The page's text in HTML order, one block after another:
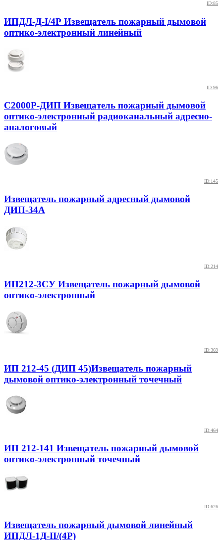
ID:85
ИПДЛ-Д-I/4Р Извещатель пожарный дымовой
оптико-электронный линейный
ID:96
С2000Р-ДИП Извещатель пожарный дымовой
оптико-электронный радиоканальный адресно-
аналоговый
ID:145
Извещатель пожарный адресный дымовой
ДИП-34А
ID:214
ИП212-3СУ Извещатель пожарный дымовой
оптико-электронный
ID:369
ИП 212-45 (ДИП 45)Извещатель пожарный
дымовой оптико-электронный точечный
ID:464
ИП 212-141 Извещатель пожарный дымовой
оптико-электронный точечный
ID:626
Извещатель пожарный дымовой линейный
ИПДЛ-1Д-II/(4P)